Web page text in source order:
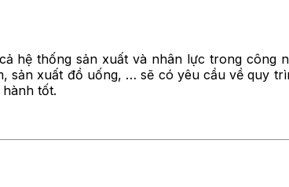
hệ thống sản xuất và nhân lực trong công
sản xuất đồ uống, … sẽ có yêu cầu về quy
tốt.